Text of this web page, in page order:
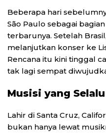
Beberapa hari
São Paulo sebagai
terbarunya. Setelah
melanjutkan konser ke
Rencana itu kini tinggal
tak lagi sempat
Musisi yang
Lahir di Santa Cruz,
bukan hanya lewat